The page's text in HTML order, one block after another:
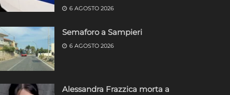
6 AGOSTO 2026
Semaforo a Sampieri
6 AGOSTO 2026
Alessandra Frazzica morta a